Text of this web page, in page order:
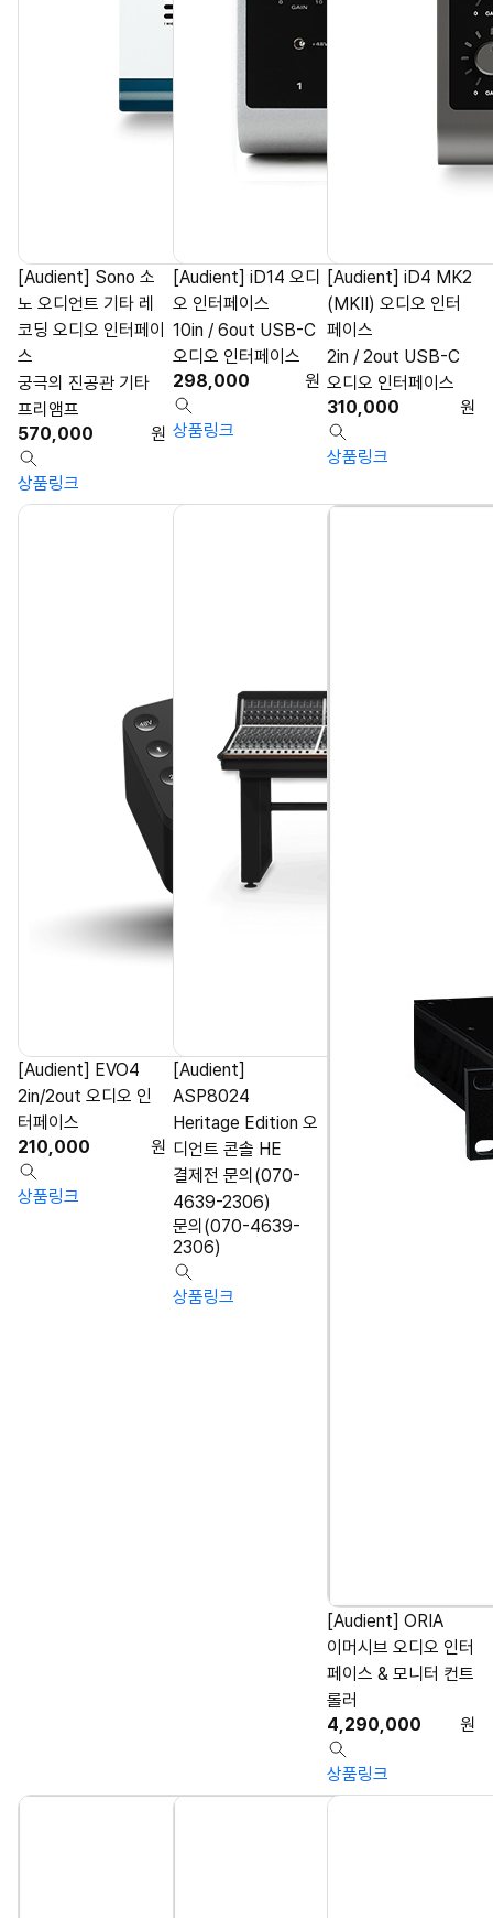
[Audient] Sono 소
노 오디언트 기타 레
코딩 오디오 인터페이
스
궁극의 진공관 기타
프리앰프
570,000
원
상품링크
[Audient] iD14 오디
오 인터페이스
10in / 6out USB-C
오디오 인터페이스
298,000
원
상품링크
[Audient] iD4 MK2
(MKII) 오디오 인터
페이스
2in / 2out USB-C
오디오 인터페이스
310,000
원
상품링크
[Audient] EVO4
2in/2out 오디오 인
터페이스
210,000
원
상품링크
[Audient]
ASP8024
Heritage Edition 오
디언트 콘솔 HE
결제전 문의(070-
4639-2306)
문의(070-4639-
2306)
상품링크
[Audient] ORIA
이머시브 오디오 인터
페이스 & 모니터 컨트
롤러
4,290,000
원
상품링크